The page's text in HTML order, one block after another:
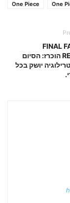
One Piece
One
FINAL
REVELATION הוכרז: הסיום
יושק בכל